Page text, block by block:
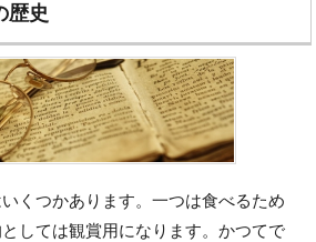
歴史
くつかあります。一つは食べるため
しては観賞用になります。かつてで